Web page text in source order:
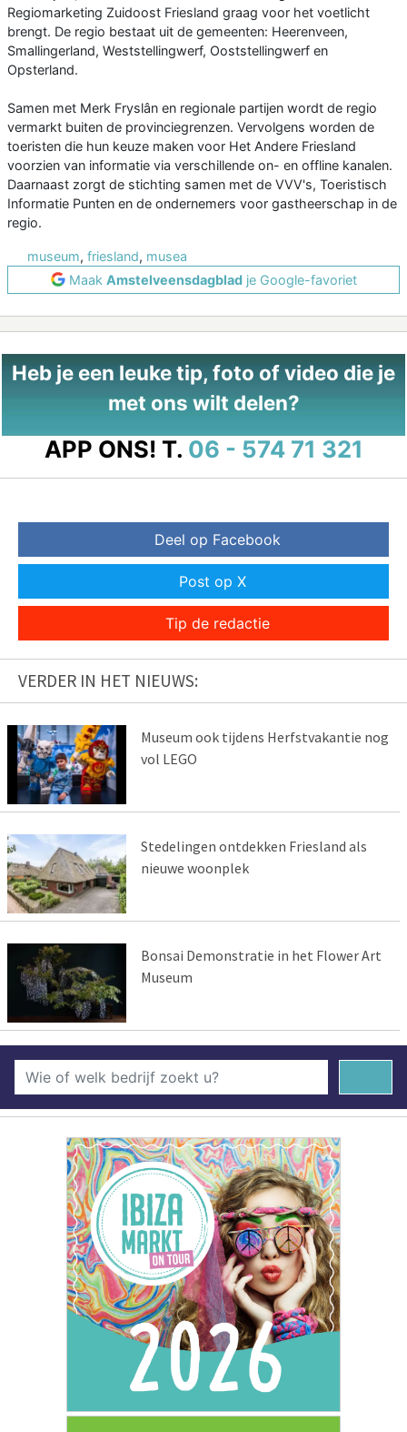
Regiomarketing Zuidoost Friesland graag voor het voetlicht
brengt. De regio bestaat uit de gemeenten: Heerenveen,
Smallingerland, Weststellingwerf, Ooststellingwerf en
Opsterland.
Samen met Merk Fryslân en regionale partijen wordt de regio
vermarkt buiten de provinciegrenzen. Vervolgens worden de
toeristen die hun keuze maken voor Het Andere Friesland
voorzien van informatie via verschillende on- en offline kanalen.
Daarnaast zorgt de stichting samen met de VVV's, Toeristisch
Informatie Punten en de ondernemers voor gastheerschap in de
regio.
museum, friesland, musea
Maak Amstelveensdagbladje Google-favoriet
Heb je een leuke tip, foto of video die je
met ons wilt delen?
APP ONS! T. 06 - 574 71 321
Deel op Facebook
Post op X
Tip de redactie
VERDER IN HET NIEUWS:
Museum ook tijdens Herfstvakantie nog
vol LEGO
Stedelingen ontdekken Friesland als
nieuwe woonplek
Bonsai Demonstratie in het Flower Art
Museum